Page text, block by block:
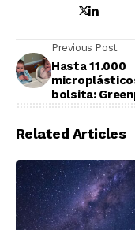
Previous Post
Hasta 11.000
bolsita:
comida para
Related Articles